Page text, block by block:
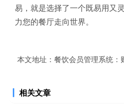
易，就是选择了一个既易用又
力您的餐厅走向世界。
本文地址： 餐饮会员管理系统：
相关文章